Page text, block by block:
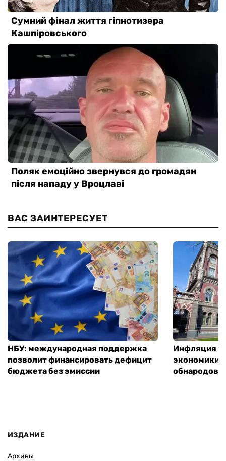
ВАС ЗАИНТЕРЕСУЕТ
НБУ: международная поддержка
позволит финансировать дефицит
бюджета без эмиссии
Инфляция
экономики
ИЗДАНИЕ
Архивы